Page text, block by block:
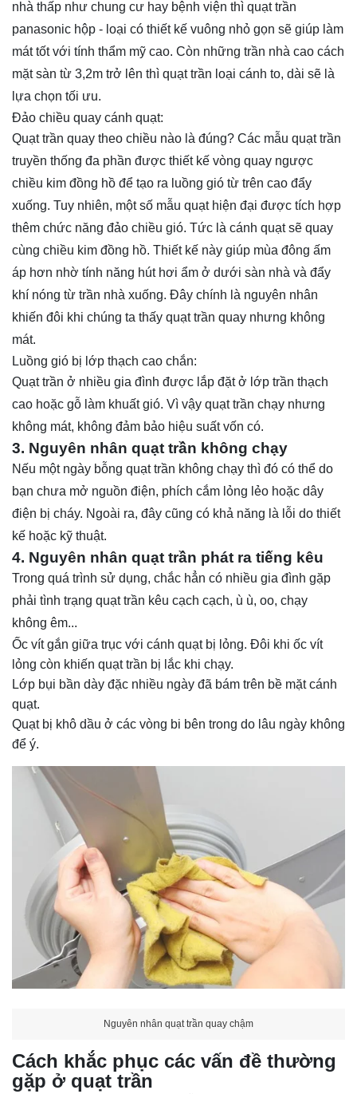
nhà thấp như chung cư hay bệnh viện thì quạt trần
panasonic hộp - loại có thiết kế vuông nhỏ gọn sẽ giúp làm
mát tốt với tính thẩm mỹ cao. Còn những trần nhà cao cách
mặt sàn từ 3,2m trở lên thì quạt trần loại cánh to, dài sẽ là
lựa chọn tối ưu.
Đảo chiều quay cánh quạt:
Quạt trần quay theo chiều nào là đúng? Các mẫu quạt trần
truyền thống đa phần được thiết kế vòng quay ngược
chiều kim đồng hồ để tạo ra luồng gió từ trên cao đẩy
xuống. Tuy nhiên, một số mẫu quạt hiện đại được tích hợp
thêm chức năng đảo chiều gió. Tức là cánh quạt sẽ quay
cùng chiều kim đồng hồ. Thiết kế này giúp mùa đông ấm
áp hơn nhờ tính năng hút hơi ẩm ở dưới sàn nhà và đẩy
khí nóng từ trần nhà xuống. Đây chính là nguyên nhân
khiến đôi khi chúng ta thấy quạt trần quay nhưng không
mát.
Luồng gió bị lớp thạch cao chắn:
Quạt trần ở nhiều gia đình được lắp đặt ở lớp trần thạch
cao hoặc gỗ làm khuất gió. Vì vậy quạt trần chạy nhưng
không mát, không đảm bảo hiệu suất vốn có.
3. Nguyên nhân quạt trần không chạy
Nếu một ngày bỗng quạt trần không chạy thì đó có thể do
bạn chưa mở nguồn điện, phích cắm lỏng lẻo hoặc dây
điện bị cháy. Ngoài ra, đây cũng có khả năng là lỗi do thiết
kế hoặc kỹ thuật.
4. Nguyên nhân quạt trần phát ra tiếng kêu
Trong quá trình sử dụng, chắc hẳn có nhiều gia đình gặp
phải tình trạng quạt trần kêu cạch cạch, ù ù, oo, chạy
không êm...
Ốc vít gắn giữa trục với cánh quạt bị lỏng. Đôi khi ốc vít
lỏng còn khiến quạt trần bị lắc khi chạy.
Lớp bụi bần dày đặc nhiều ngày đã bám trên bề mặt cánh
quạt.
Quạt bị khô dầu ở các vòng bi bên trong do lâu ngày không
để ý.
Nguyên nhân quạt trần quay chậm
Cách khắc phục các vấn đề thường
gặp ở quạt trần